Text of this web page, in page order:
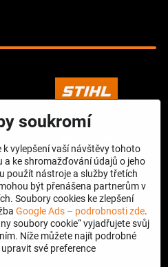
soukromí
vylepšení vaší návštěvy tohoto
a ke shromažďování údajů o jeho
použít nástroje a služby třetích
být přenášena partnerům v
Soubory cookies ke zlepšení
Google Ads – podrobnosti zde.
soubory cookie“ vyjadřujete svůj
Níže můžete najít podrobné
své preference